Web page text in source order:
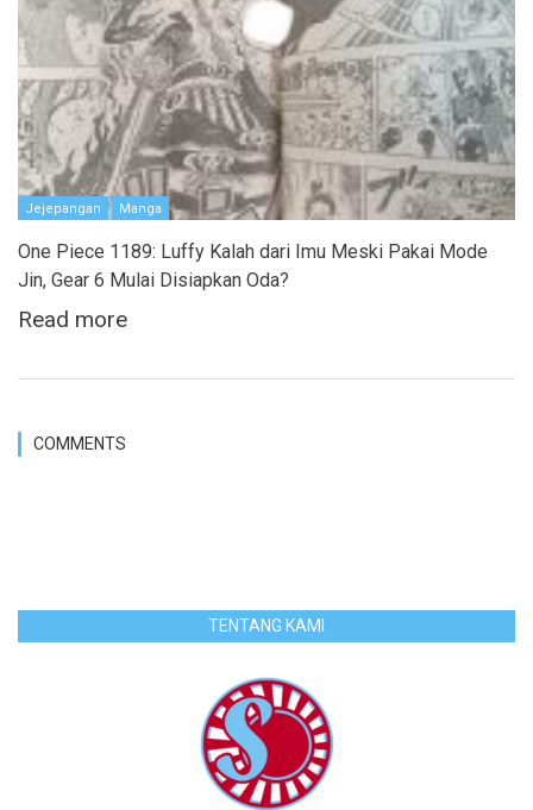
Jejepangan Manga
One Piece 1189: Luffy Kalah dari Imu Meski Pakai Mode
Jin, Gear 6 Mulai Disiapkan Oda?
Read more
COMMENTS
TENTANG KAMI